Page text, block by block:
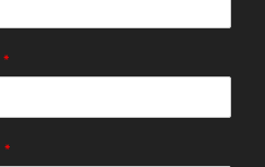
*
*